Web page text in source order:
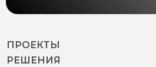
ПРОЕКТЫ
РЕШЕНИЯ